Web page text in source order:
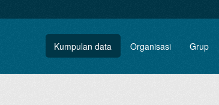
Kumpulan data Organisasi Grup